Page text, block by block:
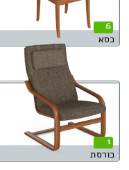
6
כסא
1
כורסת